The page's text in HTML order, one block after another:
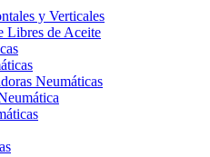
y Verticales
Libres de Aceite
Neumáticas